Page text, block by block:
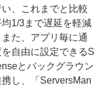
い、これまでと比較
均1/3まで遅延を軽減
また、アプリ毎に通
自由に設定できるS
とバックグラウン
携し、「ServersMan